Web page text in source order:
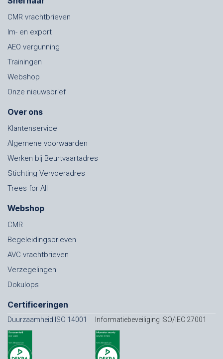
CMR vrachtbrieven
Im- en export
AEO vergunning
Trainingen
Webshop
Onze nieuwsbrief
Over ons
Klantenservice
Algemene voorwaarden
Werken bij Beurtvaartadres
Stichting Vervoeradres
Trees for All
Webshop
CMR
Begeleidingsbrieven
AVC vrachtbrieven
Verzegelingen
Dokulops
Certificeringen
Duurzaamheid ISO 14001 Informatiebeveiliging ISO/IEC 27001